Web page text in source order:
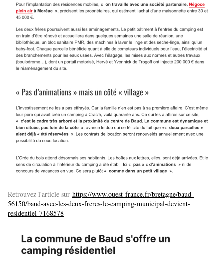
Retrouvez l'article sur https://www.ouest-france.fr/bretagne/baud-
56150/baud-avec-les-deux-freres-le-camping-municipal-devient-
residentiel-7168578